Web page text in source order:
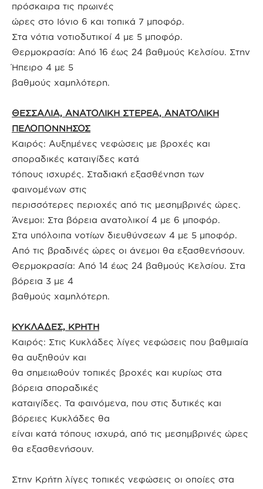
πρόσκαιρα τις πρωινές
ώρες στο Ιόνιο 6 και τοπικά 7 μποφόρ.
Στα νότια νοτιοδυτικοί 4 με 5 μποφόρ.
Θερμοκρασία: Από 16 έως 24 βαθμούς Κελσίου. Στην
Ήπειρο 4 με 5
βαθμούς χαμηλότερη.
ΘΕΣΣΑΛΙΑ, ΑΝΑΤΟΛΙΚΗ ΣΤΕΡΕΑ, ΑΝΑΤΟΛΙΚΗ
ΠΕΛΟΠΟΝΝΗΣΟΣ
Καιρός: Αυξημένες νεφώσεις με βροχές και
σποραδικές καταιγίδες κατά
τόπους ισχυρές. Σταδιακή εξασθένηση των
φαινομένων στις
περισσότερες περιοχές από τις μεσημβρινές ώρες.
Άνεμοι: Στα βόρεια ανατολικοί 4 με 6 μποφόρ.
Στα υπόλοιπα νοτίων διευθύνσεων 4 με 5 μποφόρ.
Από τις βραδινές ώρες οι άνεμοι θα εξασθενήσουν.
Θερμοκρασία: Από 14 έως 24 βαθμούς Κελσίου. Στα
βόρεια 3 με 4
βαθμούς χαμηλότερη.
ΚΥΚΛΑΔΕΣ, ΚΡΗΤΗ
Καιρός: Στις Κυκλάδες λίγες νεφώσεις που βαθμιαία
θα αυξηθούν και
θα σημειωθούν τοπικές βροχές και κυρίως στα
βόρεια σποραδικές
καταιγίδες. Τα φαινόμενα, που στις δυτικές και
βόρειες Κυκλάδες θα
είναι κατά τόπους ισχυρά, από τις μεσημβρινές ώρες
θα εξασθενήσουν.
Στην Κρήτη λίγες τοπικές νεφώσεις οι οποίες στα